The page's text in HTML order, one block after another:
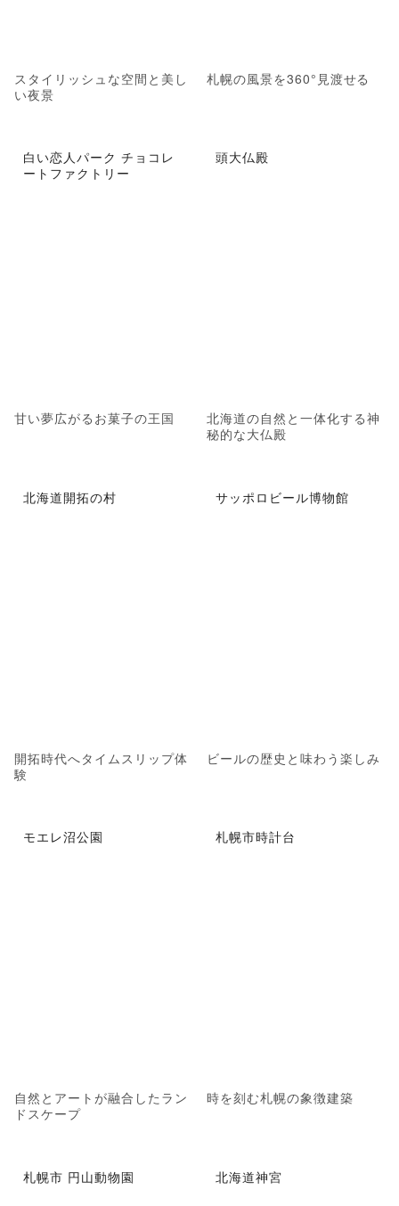
スタイリッシュな空間と美し
い夜景
札幌の風景を360°見渡せる
白い恋人パーク チョコレ
ートファクトリー
甘い夢広がるお菓子の王国
頭大仏殿
北海道の自然と一体化する神
秘的な大仏殿
北海道開拓の村
開拓時代へタイムスリップ体
験
サッポロビール博物館
ビールの歴史と味わう楽しみ
モエレ沼公園
自然とアートが融合したラン
ドスケープ
札幌市時計台
時を刻む札幌の象徴建築
札幌市 円山動物園 北海道神宮